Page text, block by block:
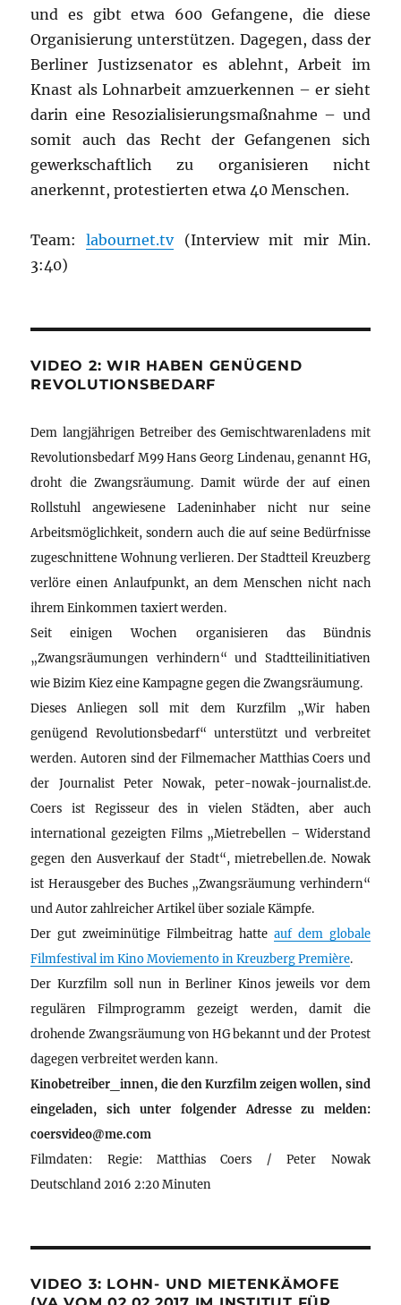
und es gibt etwa 600 Gefangene, die diese
Organisierung unterstützen. Dagegen, dass der
Berliner Justizsenator es ablehnt, Arbeit im
Knast als Lohnarbeit amzuerkennen – er sieht
darin eine Resozialisierungsmaßnahme – und
somit auch das Recht der Gefangenen sich
gewerkschaftlich zu organisieren nicht
anerkennt, protestierten etwa 40 Menschen.
Team:labournet.tv(Interview mit mir Min.
3:40)
VIDEO 2: WIR HABEN GENÜGEND
REVOLUTIONSBEDARF
Dem langjährigen Betreiber des Gemischtwarenladens mit
Revolutionsbedarf M99 Hans Georg Lindenau, genannt HG,
droht die Zwangsräumung. Damit würde der auf einen
Rollstuhl angewiesene Ladeninhaber nicht nur seine
Arbeitsmöglichkeit, sondern auch die auf seine Bedürfnisse
zugeschnittene Wohnung verlieren. Der Stadtteil Kreuzberg
verlöre einen Anlaufpunkt, an dem Menschen nicht nach
ihrem Einkommen taxiert werden.
Seit einigen Wochen organisieren das Bündnis
„Zwangsräumungen verhindern“ und Stadtteilinitiativen
wie Bizim Kiez eine Kampagne gegen die Zwangsräumung.
Dieses Anliegen soll mit dem Kurzfilm „Wir haben
genügend Revolutionsbedarf“ unterstützt und verbreitet
werden. Autoren sind der Filmemacher Matthias Coers und
der Journalist Peter Nowak, peter-nowak-journalist.de.
Coers ist Regisseur des in vielen Städten, aber auch
international gezeigten Films „Mietrebellen – Widerstand
gegen den Ausverkauf der Stadt“, mietrebellen.de. Nowak
ist Herausgeber des Buches „Zwangsräumung verhindern“
und Autor zahlreicher Artikel über soziale Kämpfe.
Der gut zweiminütige Filmbeitrag hatte auf dem globale
Filmfestival im Kino Moviemento in Kreuzberg Première.
Der Kurzfilm soll nun in Berliner Kinos jeweils vor dem
regulären Filmprogramm gezeigt werden, damit die
drohende Zwangsräumung von HG bekannt und der Protest
dagegen verbreitet werden kann.
Kinobetreiber_innen, die den Kurzfilm zeigen wollen, sind
eingeladen, sich unter folgender Adresse zu melden:
coersvideo@me.com
Filmdaten: Regie: Matthias Coers / Peter Nowak
Deutschland 2016 2:20 Minuten
VIDEO 3: LOHN- UND MIETENKÄMOFE